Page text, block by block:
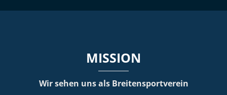
MISSION
Wir sehen uns als Breitensportverein